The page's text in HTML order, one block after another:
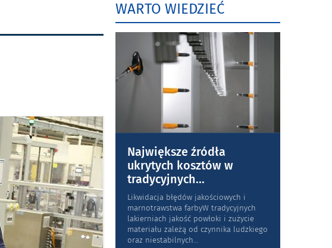
WARTO WIEDZIEĆ
Największe źródła
ukrytych kosztów w
tradycyjnych...
Likwidacja błędów jakościowych i
marnotrawstwa farbyW tradycyjnych
lakierniach jakość powłoki i zużycie
materiału zależą od czynnika ludzkiego
oraz niestabilnych...